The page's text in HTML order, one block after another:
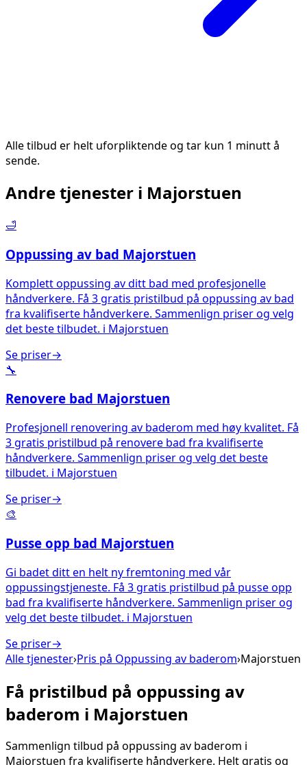
Alle tilbud er helt uforpliktende og tar kun 1 minutt å
sende.
Andre tjenester i Majorstuen
🛁
Oppussing av bad Majorstuen
Komplett oppussing av ditt bad med profesjonelle
håndverkere. Få 3 gratis pristilbud på oppussing av bad
fra kvalifiserte håndverkere. Sammenlign priser og velg
det beste tilbudet. i Majorstuen
Se priser→
🔧
Renovere bad Majorstuen
Profesjonell renovering av baderom med høy kvalitet. Få
3 gratis pristilbud på renovere bad fra kvalifiserte
håndverkere. Sammenlign priser og velg det beste
tilbudet. i Majorstuen
Se priser→
🎨
Pusse opp bad Majorstuen
Gi badet ditt en helt ny fremtoning med vår
oppussingstjeneste. Få 3 gratis pristilbud på pusse opp
bad fra kvalifiserte håndverkere. Sammenlign priser og
velg det beste tilbudet. i Majorstuen
Se priser→
Alle tjenester›Pris på Oppussing av baderom›Majorstuen
Få pristilbud på oppussing av
baderom i Majorstuen
Sammenlign tilbud på oppussing av baderom i
Majorstuen fra kvalifiserte håndverkere. Helt gratis og